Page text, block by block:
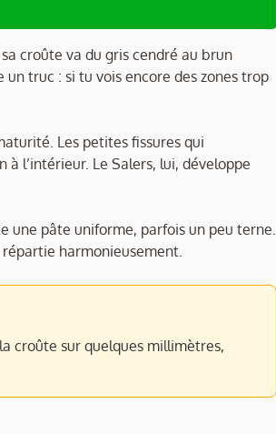
croûte va du gris cendré au brun
truc : si tu vois encore des zones trop
Les petites fissures qui
l’intérieur. Le Salers, lui, développe
une pâte uniforme, parfois un peu terne.
harmonieusement.
croûte sur quelques millimètres,